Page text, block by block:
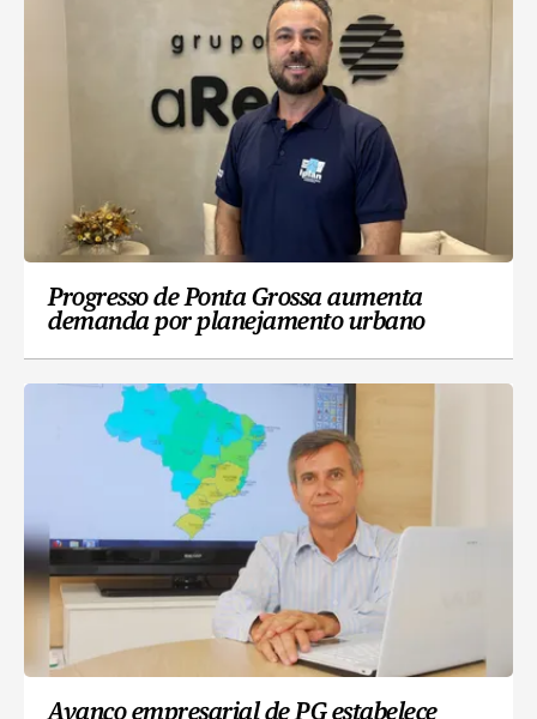
Progresso de Ponta Grossa aumenta
demanda por planejamento urbano
Avanço empresarial de PG estabelece